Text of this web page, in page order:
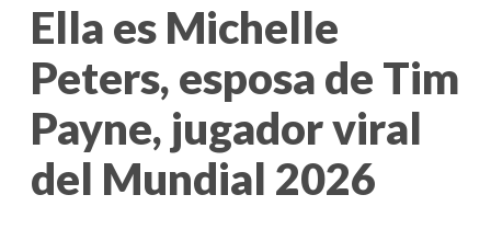
Ella es Michelle
Peters, esposa de Tim
Payne, jugador viral
del Mundial 2026